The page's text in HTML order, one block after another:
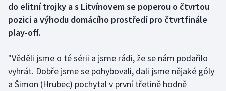
Futsal
Golf
Gymnastika
Házená
do elitní trojky a s Litvínovem se poperou o čtvrtou
pozici a výhodu domácího prostředí pro čtvrtfinále
play-off.
"Věděli jsme o té sérii a jsme rádi, že se nám podařilo
vyhrát. Dobře jsme se pohybovali, dali jsme nějaké góly
a Šimon (Hrubec) pochytal v první třetině hodně